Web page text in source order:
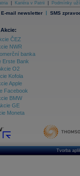
Kariéra v Patrii Podmínky
E-mail newsletter | SMS
Akcie:
ČEZ
NWR
banka
Erste Bank
O2
Kofola
Apple
Facebook
BMW
GE
Moneta
Tvorba